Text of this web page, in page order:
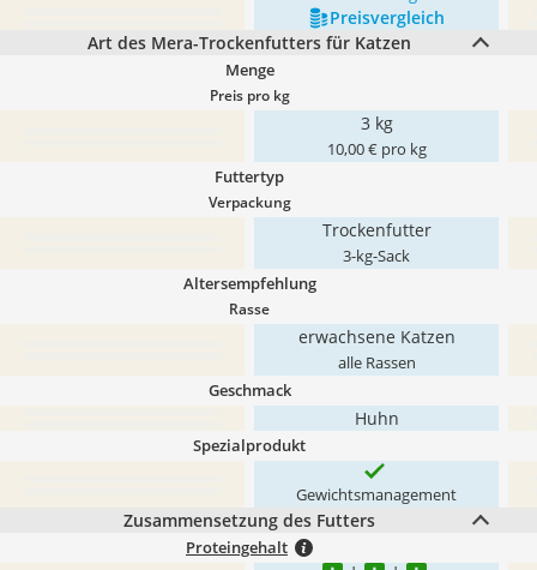
Preis­vergleich
Art des Mera-Trockenfutters für Katzen
Menge
Preis pro kg
3 kg
10,00 € pro kg
Futtertyp
Verpackung
Trockenfutter
3-kg-Sack
Altersempfehlung
Rasse
erwachsene Katzen
alle Rassen
Geschmack
Huhn
Spezialprodukt
Gewichtsmanagement
Zusammensetzung des Futters
Proteingehalt